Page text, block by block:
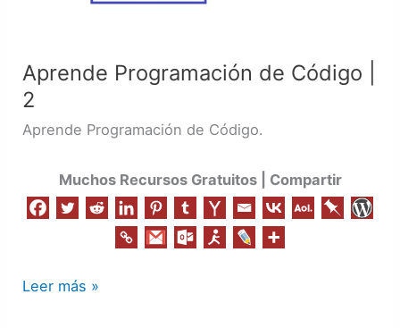
Aprende Programación de Código |
2
Aprende Programación de Código.
Muchos Recursos Gratuitos | Compartir
Leer más »